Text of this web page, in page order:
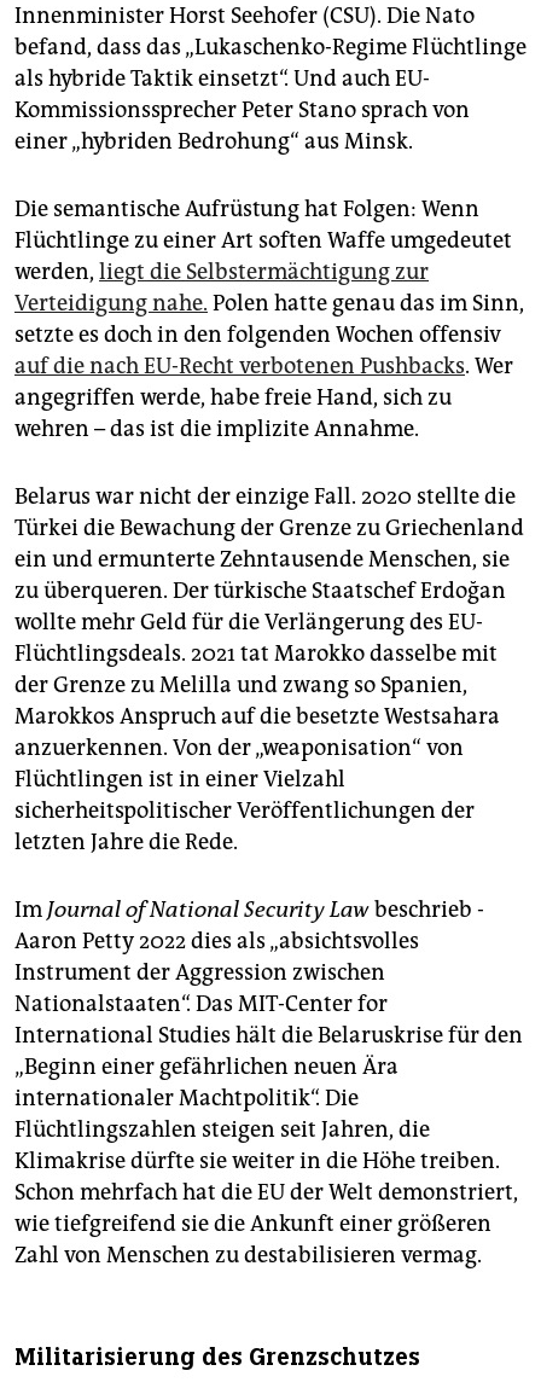
Innenminister Horst Seehofer (CSU). Die Nato
befand, dass das „Lukaschenko-Regime Flüchtlinge
als hybride Taktik einsetzt“. Und auch EU-
Kommissionssprecher Peter Stano sprach von
einer „hybriden Bedrohung“ aus Minsk.
Die semantische Aufrüstung hat Folgen: Wenn
Flüchtlinge zu einer Art soften Waffe umgedeutet
werden, liegt die Selbstermächtigung zur
Verteidigung nahe. Polen hatte genau das im Sinn,
setzte es doch in den folgenden Wochen offensiv
auf die nach EU-Recht verbotenen Pushbacks. Wer
angegriffen werde, habe freie Hand, sich zu
wehren – das ist die implizite Annahme.
Belarus war nicht der einzige Fall. 2020 stellte die
Türkei die Bewachung der Grenze zu Griechenland
ein und ermunterte Zehntausende Menschen, sie
zu überqueren. Der türkische Staatschef Erdoğan
wollte mehr Geld für die Verlängerung des EU-
Flüchtlings­deals. 2021 tat Marokko dasselbe mit
der Grenze zu Melilla und zwang so Spanien,
Marokkos Anspruch auf die besetzte Westsahara
anzuerkennen. Von der „weaponisation“ von
Flüchtlingen ist in einer Vielzahl
sicherheitspolitischer Veröffentlichungen der
letzten Jahre die Rede.
Im ­ Journal of ­National Security Lawbeschrieb ­
Aaron Petty 2022 dies als „absichtsvolles
Instrument der Aggression zwischen
Nationalstaaten“. Das MIT-Center for
International Studies hält die Belaruskrise für den
„Beginn einer gefährlichen neuen Ära
internationaler Machtpolitik“. Die
Flüchtlingszahlen steigen seit Jahren, die
Klimakrise dürfte sie weiter in die Höhe treiben.
Schon mehrfach hat die EU der Welt demonstriert,
wie tiefgreifend sie die Ankunft einer größeren
Zahl von Menschen zu destabilisieren vermag.
Militarisierung des Grenzschutzes